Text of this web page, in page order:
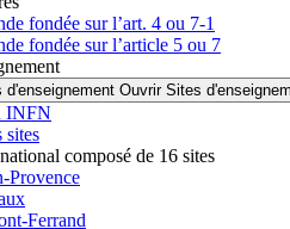
fondée sur l’art. 4 ou 7-1
fondée sur l’article 5 ou 7
d'enseignement Ouvrir Sites
INFN
sites
composé de 16 sites
Provence
Ferrand